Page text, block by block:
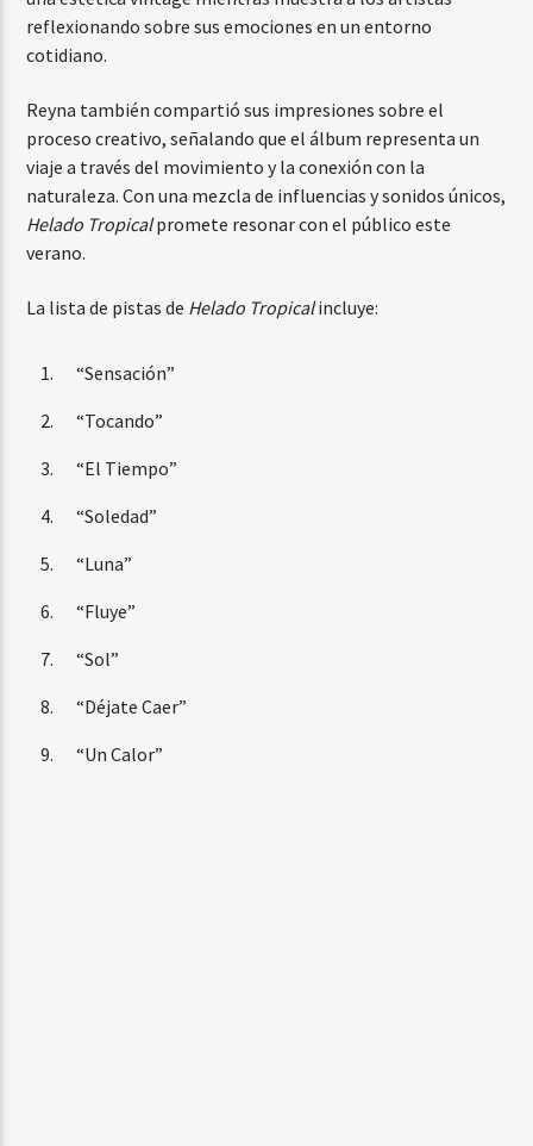
reflexionando sobre sus emociones en un entorno
cotidiano.
Reyna también compartió sus impresiones sobre el
proceso creativo, señalando que el álbum representa un
viaje a través del movimiento y la conexión con la
naturaleza. Con una mezcla de influencias y sonidos únicos,
Helado Tropicalpromete resonar con el público este
verano.
La lista de pistas de Helado Tropicalincluye:
“Sensación”
“Tocando”
“El Tiempo”
“Soledad”
“Luna”
“Fluye”
“Sol”
“Déjate Caer”
“Un Calor”